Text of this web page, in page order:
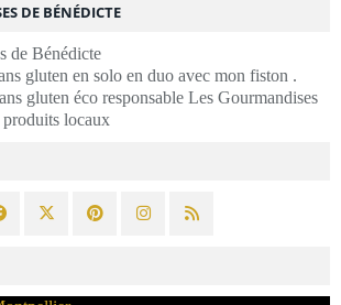
DE BÉNÉDICTE
gluten en solo en duo avec mon fiston .
gluten éco responsable Les Gourmandises
produits locaux